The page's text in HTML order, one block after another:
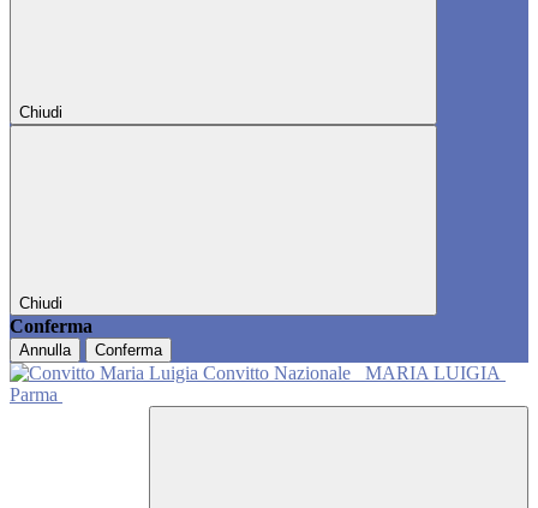
Chiudi
Chiudi
Conferma
Annulla Conferma
Convitto Nazionale
MARIA LUIGIA
Parma